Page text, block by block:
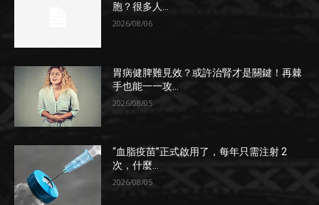
胞？很多人...
2026/08/06
胃病健脾難見效？或許治腎才是關鍵！再棘
手也能一一攻...
2026/08/05
“血脂疫苗”正式啟用了，每年只需注射 2
次，什麼...
2026/08/05